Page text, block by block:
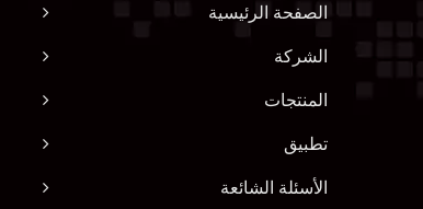
الصفحة الرئيسية
الشركة
المنتجات
تطبيق
الأسئلة الشائعة